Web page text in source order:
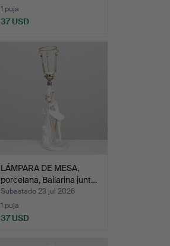
1 puja
37 USD
LÁMPARA DE MESA,
porcelana, Bailarina junt…
Subastado 23 jul 2026
1 puja
37 USD